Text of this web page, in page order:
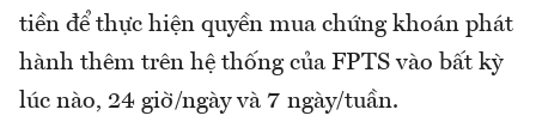
tiền để thực hiện quyền mua chứng khoán phát
hành thêm trên hệ thống của FPTS vào bất kỳ
lúc nào, 24 giờ/ngày và 7 ngày/tuần.